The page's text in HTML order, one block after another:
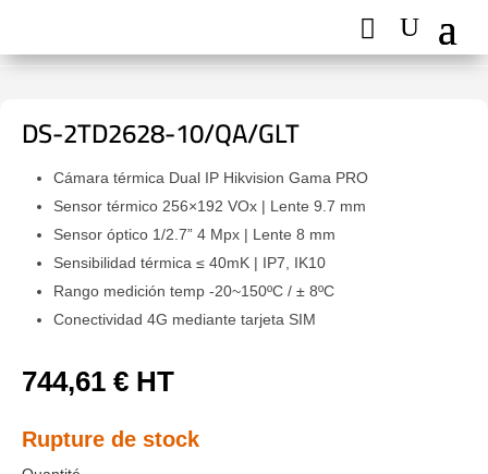
DS-2TD2628-10/QA/GLT
Cámara térmica Dual IP Hikvision Gama PRO
Sensor térmico 256×192 VOx | Lente 9.7 mm
Sensor óptico 1/2.7” 4 Mpx | Lente 8 mm
Sensibilidad térmica ≤ 40mK | IP7, IK10
Rango medición temp -20~150ºC / ± 8ºC
Conectividad 4G mediante tarjeta SIM
744,61 € HT
Rupture de stock